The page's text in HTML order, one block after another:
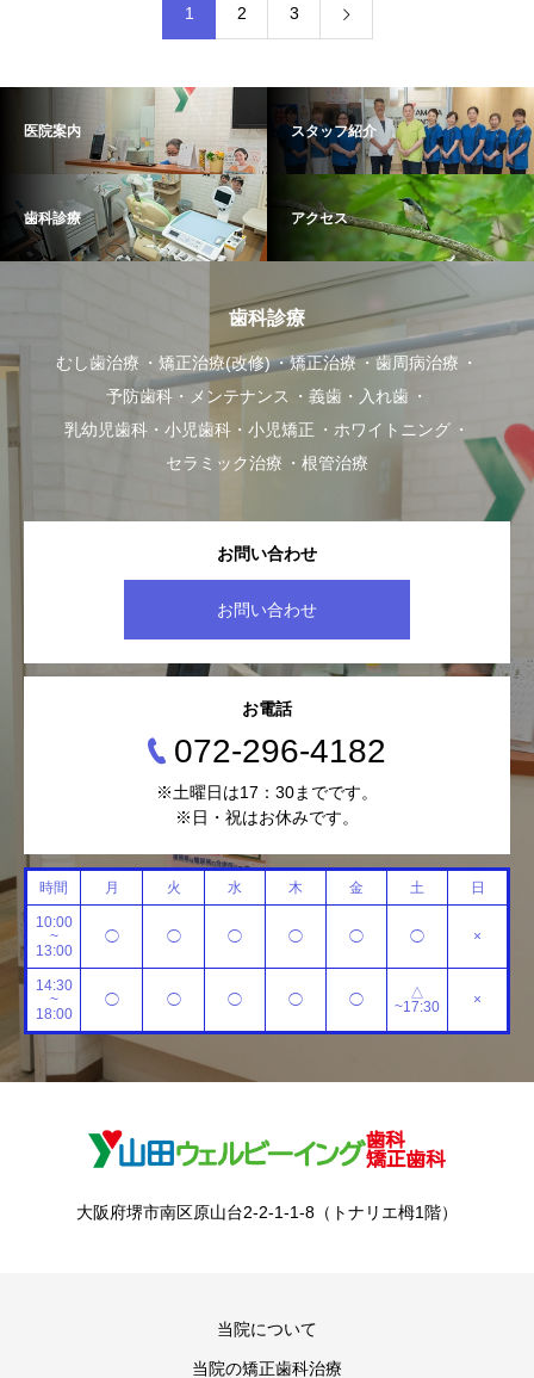
1 2 3
医院案内 スタッフ紹介
歯科診療 アクセス
歯科診療
むし歯治療 矯正治療(改修) 矯正治療
歯周病治療
予防歯科・メンテナンス
義歯・入れ歯
乳幼児歯科・小児歯科・小児矯正
ホワイトニング
セラミック治療
根管治療
お問い合わせ
お問い合わせ
お電話
072-296-4182
※土曜日は17：30までです。
※日・祝はお休みです。
時間 月 火 水 木 金 土 日
10:00
~
13:00
◯ ◯ ◯ ◯ ◯ ◯ ×
14:30
~
18:00
◯ ◯ ◯ ◯ ◯
△
~17:30
×
大阪府堺市南区原山台2-2-1-1-8（トナリエ栂1階）
当院について
当院の矯正歯科治療